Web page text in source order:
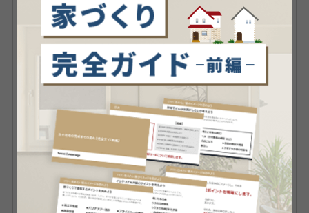
大学卒業後、積水化学工業に入社し住宅
「セキスイハイム」を販売。3年8カ月千
葉県内で営業に従事し、営業表彰を6期
連続受賞。
途中、母の急死に直面し、自分の将来に
ついて悩み始める。結果、大学のゼミで
学んだ「保険」事業に実際に携わりたい
と思いFP資格を取得して日本生命に転
職。４年間営業に従事したが、顧客に対
して提供出来る商品がなく退職を決意。
FP兼保険代理店を開業する。